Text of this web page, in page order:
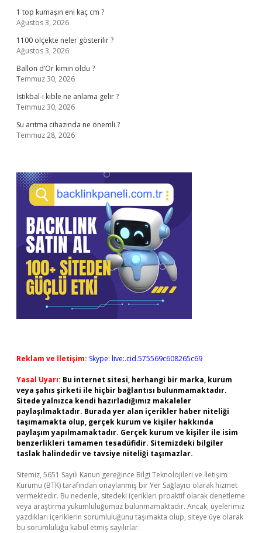
1 top kumaşın eni kaç cm ?
Ağustos 3, 2026
1100 ölçekte neler gösterilir ?
Ağustos 3, 2026
Ballon d’Or kimin oldu ?
Temmuz 30, 2026
İstikbal-i kıble ne anlama gelir ?
Temmuz 30, 2026
Su arıtma cihazında ne önemli ?
Temmuz 28, 2026
Reklam ve İletişim: Skype: live:.cid.575569c608265c69
Yasal Uyarı: Bu internet sitesi, herhangi bir marka, kurum
veya şahıs şirketi ile hiçbir bağlantısı bulunmamaktadır.
Sitede yalnızca kendi hazırladığımız makaleler
paylaşılmaktadır. Burada yer alan içerikler haber niteliği
taşımamakta olup, gerçek kurum ve kişiler hakkında
paylaşım yapılmamaktadır. Gerçek kurum ve kişiler ile isim
benzerlikleri tamamen tesadüfidir. Sitemizdeki bilgiler
taslak halindedir ve tavsiye niteliği taşımazlar.
Sitemiz, 5651 Sayılı Kanun gereğince Bilgi Teknolojileri ve İletişim
Kurumu (BTK) tarafından onaylanmış bir Yer Sağlayıcı olarak hizmet
vermektedir. Bu nedenle, sitedeki içerikleri proaktif olarak denetleme
veya araştırma yükümlülüğümüz bulunmamaktadır. Ancak, üyelerimiz
yazdıkları içeriklerin sorumluluğunu taşımakta olup, siteye üye olarak
bu sorumluluğu kabul etmiş sayılırlar.